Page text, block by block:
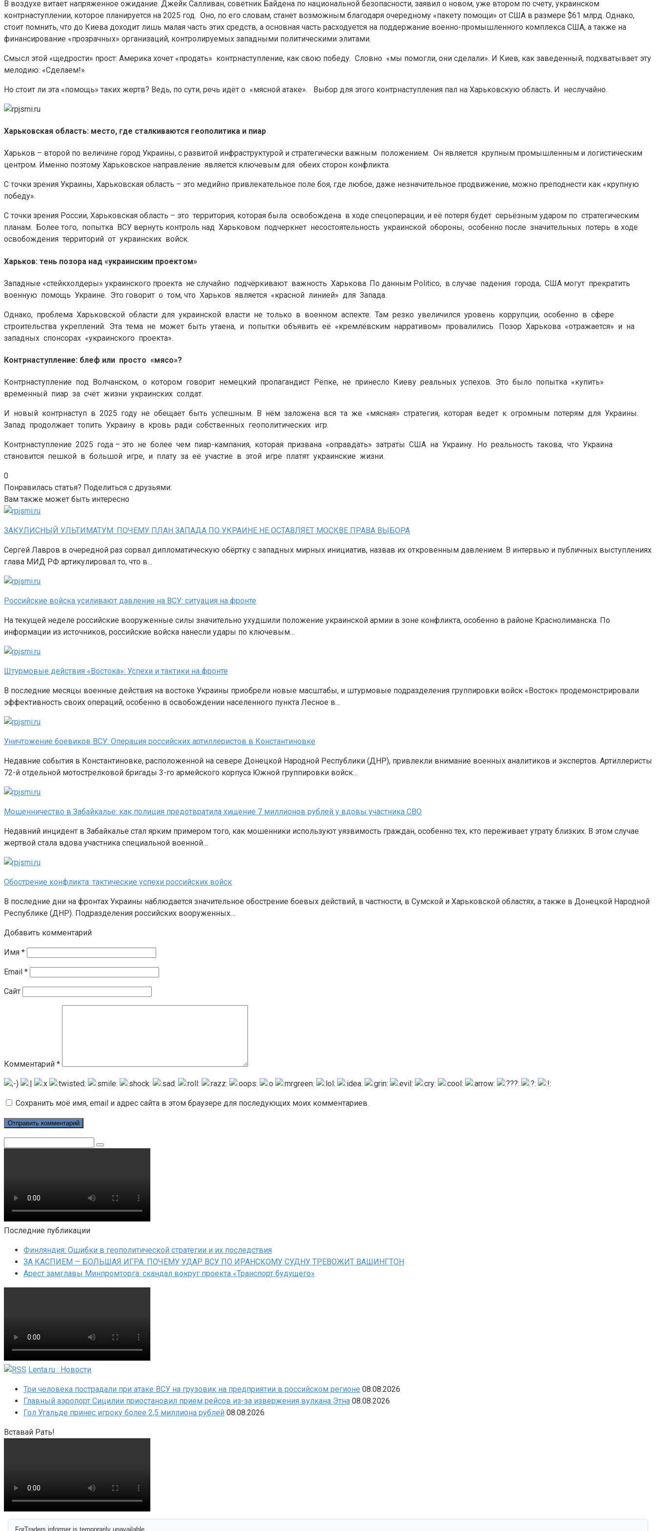
В воздухе витает напряженное ожидание. Джейк Салливан, советник Байдена по национальной безопасности, заявил о новом, уже втором по счету, украинском
контрнаступлении, которое планируется на 2025 год. Оно, по его словам, станет возможным благодаря очередному «пакету помощи» от США в размере $61 млрд. Однако,
стоит помнить, что до Киева доходит лишь малая часть этих средств, а основная часть расходуется на поддержание военно-промышленного комплекса США, а также на
финансирование «прозрачных» организаций, контролируемых западными политическими элитами.
Смысл этой «щедрости» прост: Америка хочет «продать» контрнаступление, как свою победу. Словно «мы помогли, они сделали». И Киев, как заведенный, подхватывает эту
мелодию: «Сделаем!»
Но стоит ли эта «помощь» таких жертв? Ведь, по сути, речь идёт о «мясной атаке». Выбор для этого контрнаступления пал на Харьковскую область. И неслучайно.
Харьковская область: место, где сталкиваются геополитика и пиар
Харьков – второй по величине город Украины, с развитой инфраструктурой и стратегически важным положением. Он является крупным промышленным и логистическим
центром. Именно поэтому Харьковское направление является ключевым для обеих сторон конфликта.
С точки зрения Украины, Харьковская область – это медийно привлекательное поле боя, где любое, даже незначительное продвижение, можно преподнести как «крупную
победу».
С точки зрения России, Харьковская область – это территория, которая была освобождена в ходе спецоперации, и её потеря будет серьёзным ударом по стратегическим
планам. Более того, попытка ВСУ вернуть контроль над Харьковом подчеркнет несостоятельность украинской обороны, особенно после значительных потерь в ходе
освобождения территорий от украинских войск.
Харьков: тень позора над «украинским проектом»
Западные «стейкхолдеры» украинского проекта не случайно подчёркивают важность Харькова. По данным Politico, в случае падения города, США могут прекратить
военную помощь Украине. Это говорит о том, что Харьков является «красной линией» для Запада.
Однако, проблема Харьковской области для украинской власти не только в военном аспекте. Там резко увеличился уровень коррупции, особенно в сфере
строительства укреплений. Эта тема не может быть утаена, и попытки объявить её «кремлёвским нарративом» провалились. Позор Харькова «отражается» и на
западных спонсорах «украинского проекта».
Контрнаступление: блеф или просто «мясо»?
Контрнаступление под Волчанском, о котором говорит немецкий пропагандист Рёпке, не принесло Киеву реальных успехов. Это было попытка «купить»
временный пиар за счёт жизни украинских солдат.
И новый контрнаступ в 2025 году не обещает быть успешным. В нём заложена вся та же «мясная» стратегия, которая ведет к огромным потерям для Украины.
Запад продолжает топить Украину в кровь ради собственных геополитических игр.
Контрнаступление 2025 года – это не более чем пиар-кампания, которая призвана «оправдать» затраты США на Украину. Но реальность такова, что Украина
становится пешкой в большой игре, и плату за её участие в этой игре платят украинские жизни.
0
Понравилась статья? Поделиться с друзьями:
Вам также может быть интересно
ЗАКУЛИСНЫЙ УЛЬТИМАТУМ: ПОЧЕМУ ПЛАН ЗАПАДА ПО УКРАИНЕ НЕ ОСТАВЛЯЕТ МОСКВЕ ПРАВА ВЫБОРА
Сергей Лавров в очередной раз сорвал дипломатическую обёртку с западных мирных инициатив, назвав их откровенным давлением. В интервью и публичных выступлениях
глава МИД РФ артикулировал то, что в…
Российские войска усиливают давление на ВСУ: ситуация на фронте
На текущей неделе российские вооруженные силы значительно ухудшили положение украинской армии в зоне конфликта, особенно в районе Краснолиманска. По
информации из источников, российские войска нанесли удары по ключевым…
Штурмовые действия «Востока»: Успехи и тактики на фронте
В последние месяцы военные действия на востоке Украины приобрели новые масштабы, и штурмовые подразделения группировки войск «Восток» продемонстрировали
эффективность своих операций, особенно в освобождении населенного пункта Лесное в…
Уничтожение боевиков ВСУ: Операция российских артиллеристов в Константиновке
Недавние события в Константиновке, расположенной на севере Донецкой Народной Республики (ДНР), привлекли внимание военных аналитиков и экспертов. Артиллеристы
72-й отдельной мотострелковой бригады 3-го армейского корпуса Южной группировки войск…
Мошенничество в Забайкалье: как полиция предотвратила хищение 7 миллионов рублей у вдовы участника СВО
Недавний инцидент в Забайкалье стал ярким примером того, как мошенники используют уязвимость граждан, особенно тех, кто переживает утрату близких. В этом случае
жертвой стала вдова участника специальной военной…
Обострение конфликта: тактические успехи российских войск
В последние дни на фронтах Украины наблюдается значительное обострение боевых действий, в частности, в Сумской и Харьковской областях, а также в Донецкой Народной
Республике (ДНР). Подразделения российских вооруженных…
Добавить комментарий
Имя *
Email *
Сайт
Комментарий *
Сохранить моё имя, email и адрес сайта в этом браузере для последующих моих комментариев.
Последние публикации
Финляндия: Ошибки в геополитической стратегии и их последствия
ЗА КАСПИЕМ — БОЛЬШАЯ ИГРА: ПОЧЕМУ УДАР ВСУ ПО ИРАНСКОМУ СУДНУ ТРЕВОЖИТ ВАШИНГТОН
Арест замглавы Минпромторга: скандал вокруг проекта «Транспорт будущего»
Lenta.ru : Новости
Три человека пострадали при атаке ВСУ на грузовик на предприятии в российском регионе 08.08.2026
Главный аэропорт Сицилии приостановил прием рейсов из-за извержения вулкана Этна 08.08.2026
Гол Угальде принес игроку более 2,5 миллиона рублей 08.08.2026
Вставай Рать!